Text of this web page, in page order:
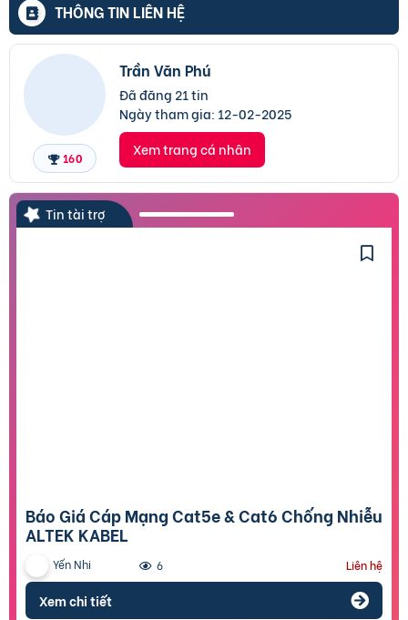
THÔNG TIN LIÊN HỆ
160
Trần Văn Phú
Đã đăng 21 tin
Ngày tham gia: 12-02-2025
Xem trang cá nhân
Tin tài trợ
Báo Giá Cáp Mạng Cat5e & Cat6 Chống Nhiễu
ALTEK KABEL
Yến Nhi 6 Liên hệ
Xem chi tiết